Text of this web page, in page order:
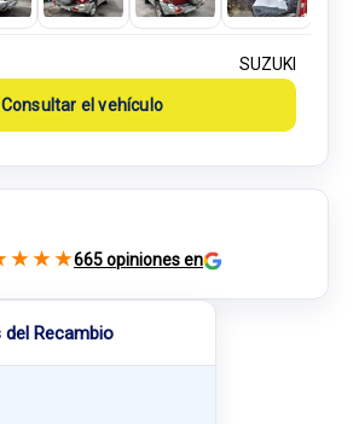
Recambio
SUZUKI
Consultar el vehículo
★ ★ ★665 opiniones en